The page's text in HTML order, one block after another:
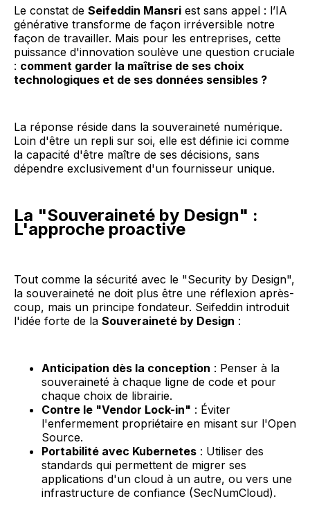
Le constat de Seifeddin Mansri est sans appel : l’IA
générative transforme de façon irréversible notre
façon de travailler. Mais pour les entreprises, cette
puissance d'innovation soulève une question cruciale
: comment garder la maîtrise de ses choix
technologiques et de ses données sensibles ?
La réponse réside dans la souveraineté numérique.
Loin d'être un repli sur soi, elle est définie ici comme
la capacité d'être maître de ses décisions, sans
dépendre exclusivement d'un fournisseur unique.
La "Souveraineté by Design" :
L'approche proactive
Tout comme la sécurité avec le "Security by Design",
la souveraineté ne doit plus être une réflexion après-
coup, mais un principe fondateur. Seifeddin introduit
l'idée forte de la Souveraineté by Design :
Anticipation dès la conception : Penser à la
souveraineté à chaque ligne de code et pour
chaque choix de librairie.
Contre le "Vendor Lock-in" : Éviter
l'enfermement propriétaire en misant sur l'Open
Source.
Portabilité avec Kubernetes : Utiliser des
standards qui permettent de migrer ses
applications d'un cloud à un autre, ou vers une
infrastructure de confiance (SecNumCloud).